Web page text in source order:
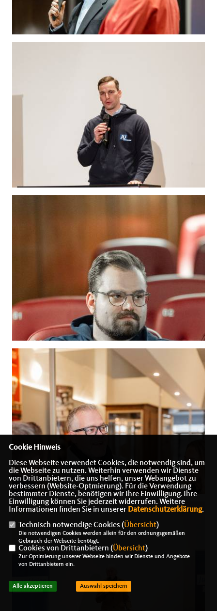
Cookie Hinweis
Diese Webseite verwendet Cookies, die notwendig sind, um
die Webseite zu nutzen. Weiterhin verwenden wir Dienste
von Drittanbietern, die uns helfen, unser Webangebot zu
verbessern (Website-Optmierung). Für die Verwendung
bestimmter Dienste, benötigen wir Ihre Einwilligung. Ihre
Einwilligung können Sie jederzeit widerrufen. Weitere
Informationen finden Sie in unserer Datenschutzerklärung.
Technisch notwendige Cookies (Übersicht)
Die notwendigen Cookies werden allein für den ordnungsgemäßen
Gebrauch der Webseite benötigt.
Cookies von Drittanbietern (Übersicht)
Zur Optimierung unserer Webseite binden wir Dienste und Angebote
von Drittanbietern ein.
Alle akzeptieren Auswahl speichern